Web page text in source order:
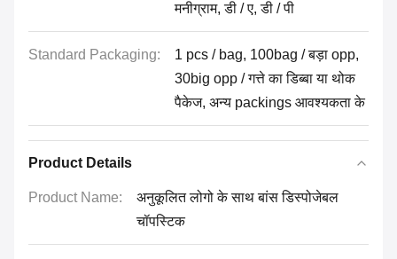
मनीग्राम, डी / ए, डी / पी
Standard Packaging:
1 pcs / bag, 100bag / बड़ा opp,
30big opp / गत्ते का डिब्बा या थोक
पैकेज, अन्य packings आवश्यकता के
Product Details
Product Name:
अनुकूलित लोगो के साथ बांस डिस्पोजेबल
चॉपस्टिक